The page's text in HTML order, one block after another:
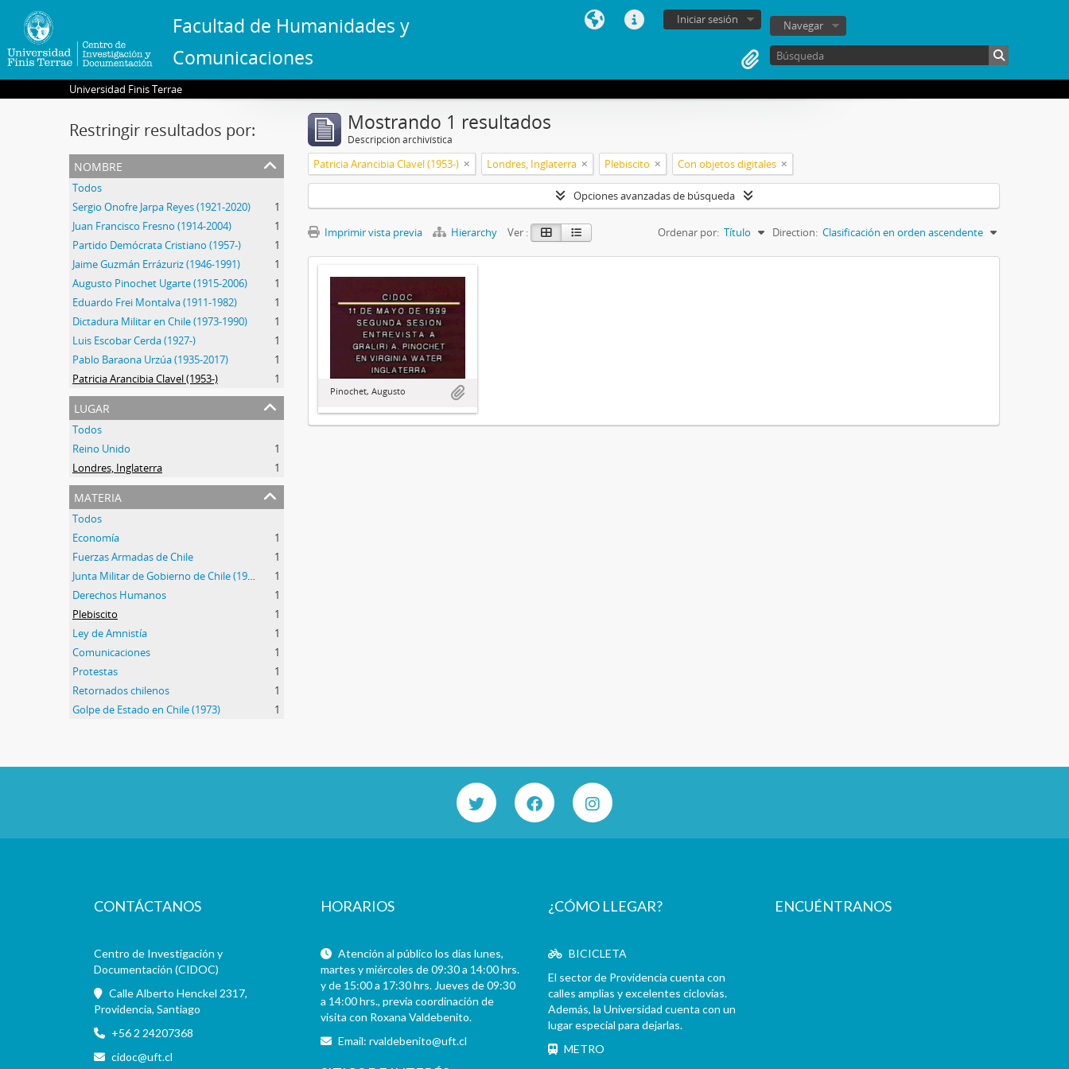
Facultad de Humanidades y
Comunicaciones
Iniciar sesión Navegar
Universidad Finis Terrae
Restringir resultados por:
nombre
Todos
Sergio Onofre Jarpa Reyes (1921-2020)
1
Juan Francisco Fresno (1914-2004)
1
Partido Demócrata Cristiano (1957-)
1
Jaime Guzmán Errázuriz (1946-1991)
1
Augusto Pinochet Ugarte (1915-2006)
1
Eduardo Frei Montalva (1911-1982)
1
Dictadura Militar en Chile (1973-1990)
1
Luis Escobar Cerda (1927-)
1
Pablo Baraona Urzúa (1935-2017)
1
Patricia Arancibia Clavel (1953-)
1
lugar
Todos
Reino Unido
1
Londres, Inglaterra
1
materia
Todos
Economía
1
Fuerzas Armadas de Chile
1
Junta Militar de Gobierno de Chile (1973-1990)
1
Derechos Humanos
1
Plebiscito
1
Ley de Amnistía
1
Comunicaciones
1
Protestas
1
Retornados chilenos
1
Golpe de Estado en Chile (1973)
1
Mostrando 1 resultados
Descripción archivística
Patricia Arancibia Clavel (1953-) Londres, Inglaterra Plebiscito Con objetos digitales
Opciones avanzadas de búsqueda
Imprimir vista previa Hierarchy Ver : Ordenar por: Título Direction: Clasificación en orden ascendente
Pinochet, Augusto
CONTÁCTANOS
Centro de Investigación y
Documentación (CIDOC)
Calle Alberto Henckel 2317,
Providencia, Santiago
+56 2 24207368
cidoc@uft.cl
HORARIOS
Atención al público los días lunes,
martes y miércoles de 09:30 a 14:00 hrs.
y de 15:00 a 17:30 hrs. Jueves de 09:30
a 14:00 hrs., previa coordinación de
visita con Roxana Valdebenito.
Email:rvaldebenito@uft.cl
¿CÓMO LLEGAR?
BICICLETA
El sector de Providencia cuenta con
calles amplias y excelentes ciclovías.
Además, la Universidad cuenta con un
lugar especial para dejarlas.
METRO
ENCUÉNTRANOS